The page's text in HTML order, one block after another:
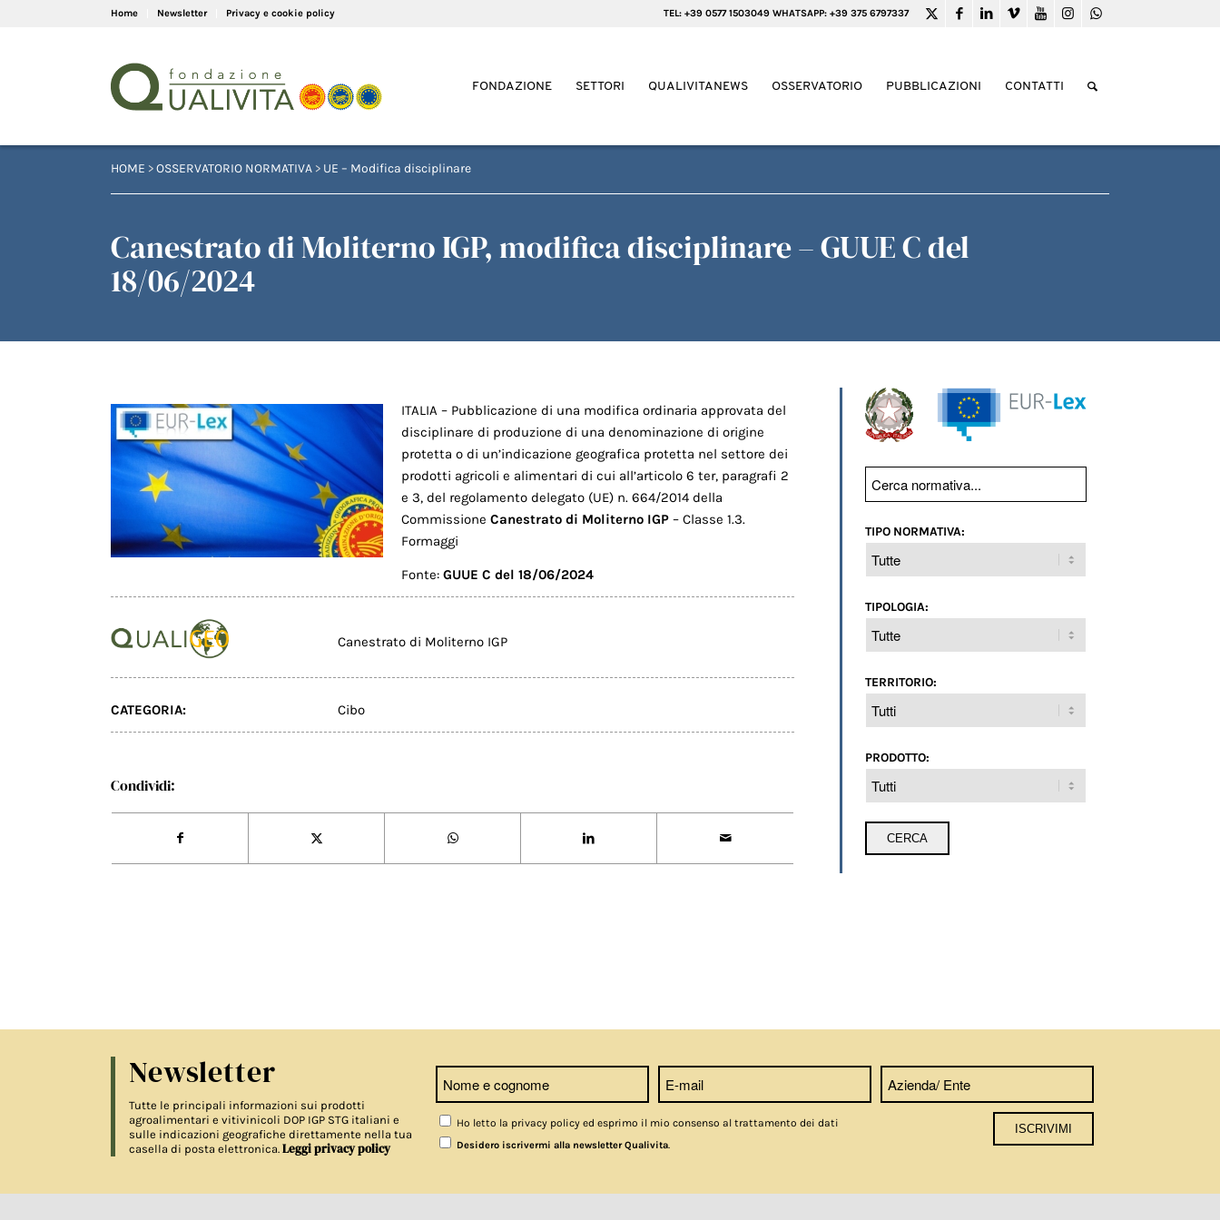
Home Newsletter Privacy e cookie policy TEL: +39 0577 1503049 WHATSAPP: +39 375 6797337
FONDAZIONE SETTORI QUALIVITANEWS OSSERVATORIO PUBBLICAZIONI CONTATTI
HOME >OSSERVATORIO NORMATIVA > UE – Modifica disciplinare
Canestrato di Moliterno IGP, modifica disciplinare – GUUE C del
18/06/2024
ITALIA – Pubblicazione di una modifica ordinaria approvata del
disciplinare di produzione di una denominazione di origine
protetta o di un’indicazione geografica protetta nel settore dei
prodotti agricoli e alimentari di cui all’articolo 6 ter, paragrafi 2
e 3, del regolamento delegato (UE) n. 664/2014 della
Commissione Canestrato di Moliterno IGP – Classe 1.3.
Formaggi
Fonte: GUUE C del 18/06/2024
Canestrato di Moliterno IGP
CATEGORIA: Cibo
Condividi:
TIPO NORMATIVA:
TIPOLOGIA:
TERRITORIO:
PRODOTTO:
Newsletter
Tutte le principali informazioni sui prodotti
agroalimentari e vitivinicoli DOP IGP STG italiani e
sulle indicazioni geografiche direttamente nella tua
casella di posta elettronica. Leggi privacy policy
Ho letto la privacy policy ed esprimo il mio consenso al trattamento dei dati
Desidero iscrivermi alla newsletter Qualivita.